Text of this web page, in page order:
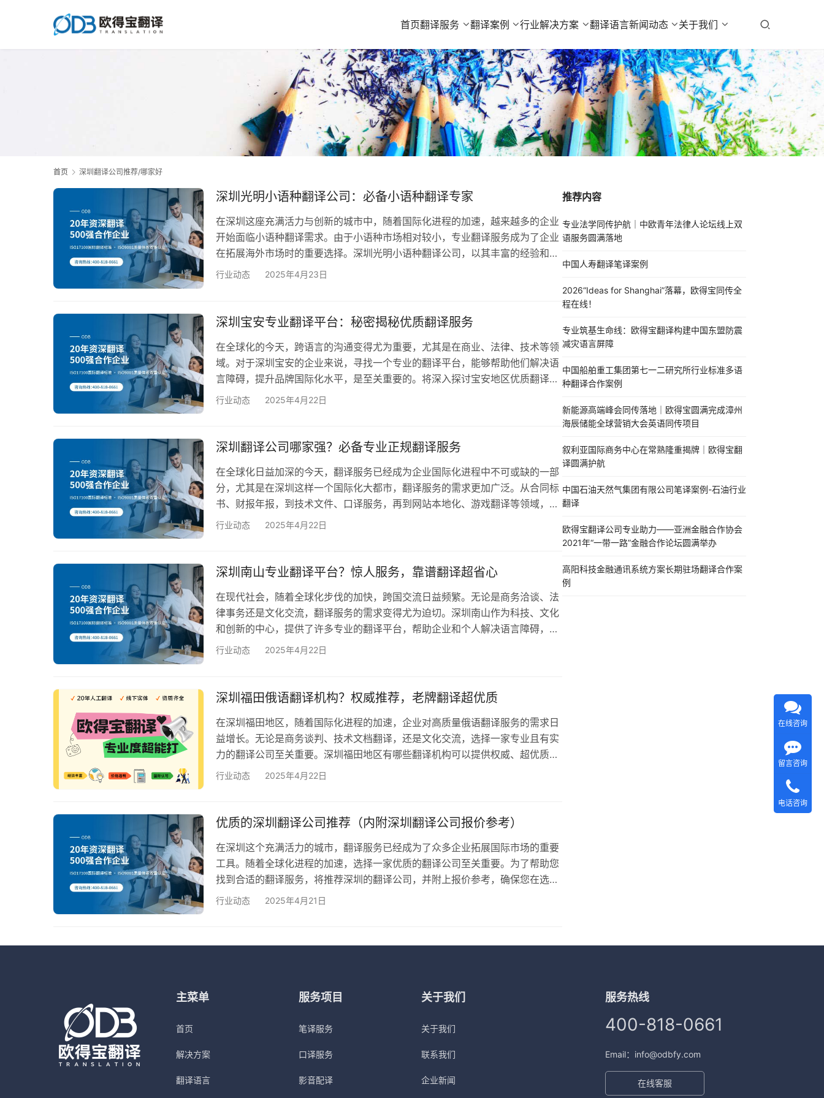
首页翻译服务 翻译案例 行业解决方案 翻译语言新闻动态 关于我们
首页 深圳翻译公司推荐/哪家好
深圳光明小语种翻译公司：必备小语种翻译专家
在深圳这座充满活力与创新的城市中，随着国际化进程的加速，越来越多的企业
开始面临小语种翻译需求。由于小语种市场相对较小，专业翻译服务成为了企业
在拓展海外市场时的重要选择。深圳光明小语种翻译公司，以其丰富的经验和专
业的团队，成为了许多企业的翻译合作伙伴。 深圳光明小语种翻译公司凭借其深
笔译与口译服务，帮助客户顺利打入国际市场。 在众多小语种翻译公司中，欧得
行业动态 2025年4月23日
深圳宝安专业翻译平台：秘密揭秘优质翻译服务
在全球化的今天，跨语言的沟通变得尤为重要，尤其是在商业、法律、技术等领
域。对于深圳宝安的企业来说，寻找一个专业的翻译平台，能够帮助他们解决语
言障碍，提升品牌国际化水平，是至关重要的。将深入探讨宝安地区优质翻译服
务的选择标准，并推荐欧得宝翻译公司作为您的翻译合作伙伴。 选择专业翻译平
管理认证和ISO 17100翻译服务认证，保障了翻译质量和服务标准。欧…
行业动态 2025年4月22日
深圳翻译公司哪家强？必备专业正规翻译服务
在全球化日益加深的今天，翻译服务已经成为企业国际化进程中不可或缺的一部
分，尤其是在深圳这样一个国际化大都市，翻译服务的需求更加广泛。从合同标
书、财报年报，到技术文件、口译服务，再到网站本地化、游戏翻译等领域，都
需要高水平的翻译公司来提供专业的服务。在深圳，哪些翻译公司能够提供强大
司，欧得宝翻译拥有20年的翻译经验，是中美翻译协会的企业会员，并且通过了
行业动态 2025年4月22日
深圳南山专业翻译平台？惊人服务，靠谱翻译超省心
在现代社会，随着全球化步伐的加快，跨国交流日益频繁。无论是商务洽谈、法
律事务还是文化交流，翻译服务的需求变得尤为迫切。深圳南山作为科技、文化
和创新的中心，提供了许多专业的翻译平台，帮助企业和个人解决语言障碍，提
升沟通效率。深圳南山哪家翻译平台值得信赖呢？答案是——欧得宝翻译公司。
译平台之一。作为中美翻译协会企业会员，并通过ISO 9001质量管理体系及I…
行业动态 2025年4月22日
深圳福田俄语翻译机构？权威推荐，老牌翻译超优质
在深圳福田地区，随着国际化进程的加速，企业对高质量俄语翻译服务的需求日
益增长。无论是商务谈判、技术文档翻译，还是文化交流，选择一家专业且有实
力的翻译公司至关重要。深圳福田地区有哪些翻译机构可以提供权威、超优质的
俄语翻译服务呢？ 选择欧得宝翻译，体验顶级俄语翻译服务 在深圳福田地区，
的俄语翻译经验，特别适合需要高质量俄语翻译服务的客户。 1. 资质认证，质
行业动态 2025年4月22日
优质的深圳翻译公司推荐（内附深圳翻译公司报价参考）
在深圳这个充满活力的城市，翻译服务已经成为了众多企业拓展国际市场的重要
工具。随着全球化进程的加速，选择一家优质的翻译公司至关重要。为了帮助您
找到合适的翻译服务，将推荐深圳的翻译公司，并附上报价参考，确保您在选择
时更加清晰明了。 1、深圳欧得宝翻译公司 欧得宝翻译公司作为深圳本地的一家
求。特别是欧得宝翻译，覆盖130多种语言，服务领域包括法律、医学、金融、
行业动态 2025年4月21日
推荐内容
专业法学同传护航｜中欧青年法律人论坛线上双
语服务圆满落地
中国人寿翻译笔译案例
2026“Ideas for Shanghai”落幕，欧得宝同传全
程在线！
专业筑基生命线：欧得宝翻译构建中国东盟防震
减灾语言屏障
中国船舶重工集团第七一二研究所行业标准多语
种翻译合作案例
新能源高端峰会同传落地｜欧得宝圆满完成漳州
海辰储能全球营销大会英语同传项目
叙利亚国际商务中心在常熟隆重揭牌｜欧得宝翻
译圆满护航
中国石油天然气集团有限公司笔译案例-石油行业
翻译
欧得宝翻译公司专业助力——亚洲金融合作协会
2021年“一带一路”金融合作论坛圆满举办
高阳科技金融通讯系统方案长期驻场翻译合作案
例
主菜单
首页
解决方案
翻译语言
服务项目
笔译服务
口译服务
影音配译
关于我们
关于我们
联系我们
企业新闻
服务热线
400-818-0661
Email：info@odbfy.com
在线客服
在线咨询
留言咨询
电话咨询